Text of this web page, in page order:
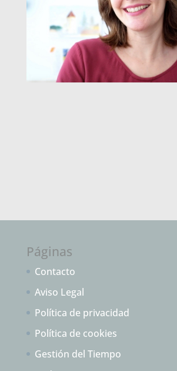
Páginas
Contacto
Aviso Legal
Política de privacidad
Política de cookies
Gestión del Tiempo